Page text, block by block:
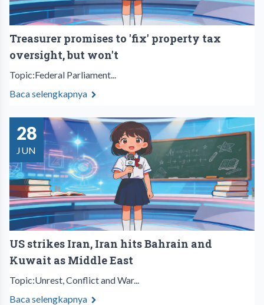
Treasurer promises to 'fix' property tax
oversight, but won't
Topic:Federal Parliament...
Baca selengkapnya
28
JUN
US strikes Iran, Iran hits Bahrain and
Kuwait as Middle East
Topic:Unrest, Conflict and War...
Baca selengkapnya